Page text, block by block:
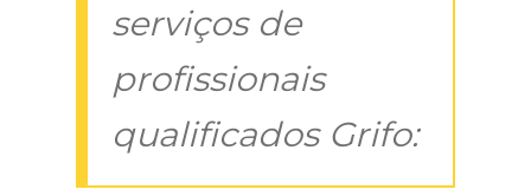
serviços de
profissionais
qualificados Grifo: